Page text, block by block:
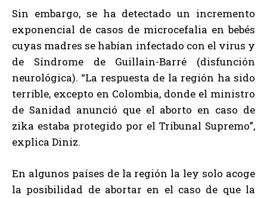
Sin embargo, se ha detectado un incremento
exponencial de casos de microcefalia en bebés
cuyas madres se habían infectado con el virus y
de Síndrome de Guillain-Barré (disfunción
neurológica). “La respuesta de la región ha sido
terrible, excepto en Colombia, donde el ministro
de Sanidad anunció que el aborto en caso de
zika estaba protegido por el Tribunal Supremo”,
explica Diniz.
En algunos países de la región la ley solo acoge
la posibilidad de abortar en el caso de que la